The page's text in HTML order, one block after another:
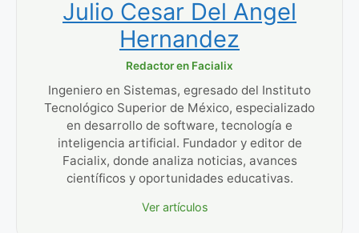
Julio Cesar Del Angel
Hernandez
Redactor en Facialix
Ingeniero en Sistemas, egresado del Instituto
Tecnológico Superior de México, especializado
en desarrollo de software, tecnología e
inteligencia artificial. Fundador y editor de
Facialix, donde analiza noticias, avances
científicos y oportunidades educativas.
Ver artículos